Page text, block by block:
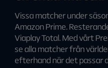
Vissa matcher under
Amazon Prime.
Viaplay Total. Med vårt
se alla matcher från
efterhand när det passar